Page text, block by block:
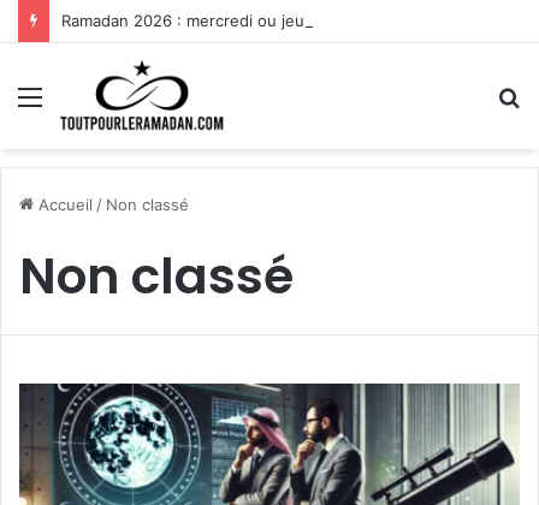
Accueil / Non classé
Non classé